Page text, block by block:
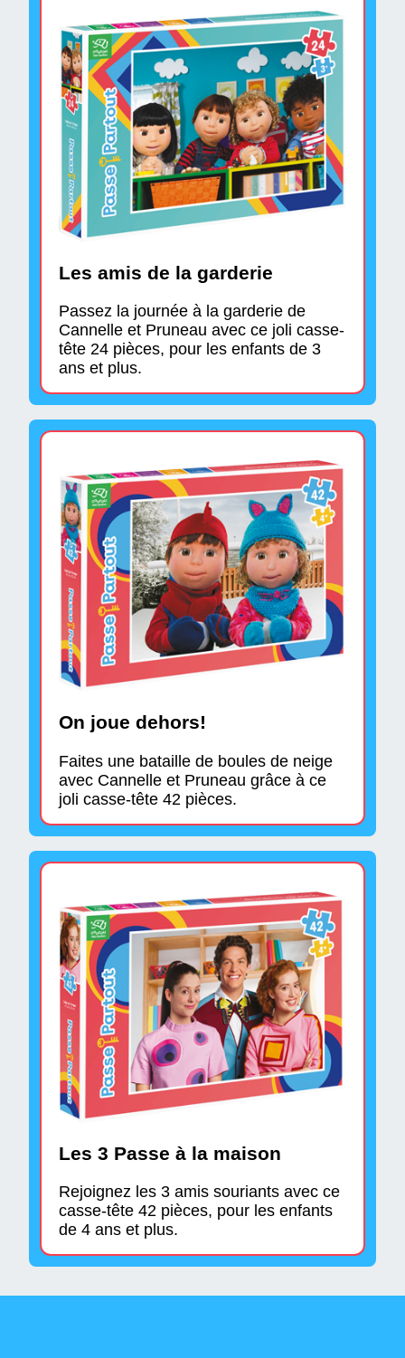
Les amis de la garderie
Passez la journée à la garderie de
Cannelle et Pruneau avec ce joli casse-
tête 24 pièces, pour les enfants de 3
ans et plus.
On joue dehors!
Faites une bataille de boules de neige
avec Cannelle et Pruneau grâce à ce
joli casse-tête 42 pièces.
Les 3 Passe à la maison
Rejoignez les 3 amis souriants avec ce
casse-tête 42 pièces, pour les enfants
de 4 ans et plus.